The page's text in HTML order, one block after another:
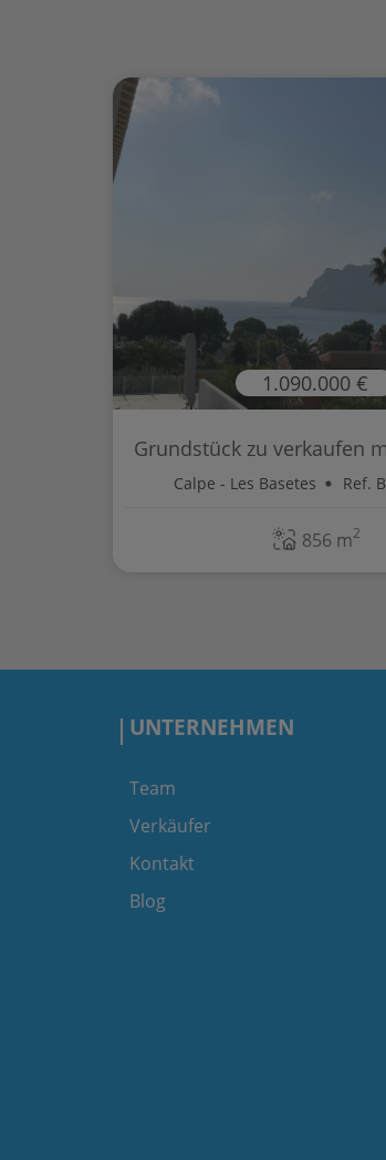
1.090.000 €
Grundstück zu verkaufen
Calpe - Les Basetes Ref.
856 m2
UNTERNEHMEN
Team
Verkäufer
Kontakt
Blog